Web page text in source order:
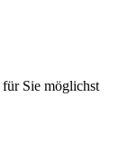
Sie möglichst